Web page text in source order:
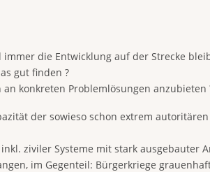
die Entwicklung auf der Strecke
gut finden ?
konkreten Problemlösungen anzubieten
der sowieso schon extrem autoritären
ziviler Systeme mit stark ausgebauter
im Gegenteil: Bürgerkriege